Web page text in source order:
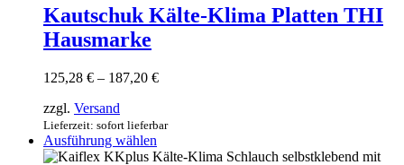
mehrere
Varianten
Optionen
der
gewählt
Kautschuk Kälte-Klima Platten THI
Hausmarke
125,28 € – 187,20 €Preisspanne:
187,20 €
zzgl. Versand
Lieferzeit: sofort lieferbar
Ausführung wählen
Produkt